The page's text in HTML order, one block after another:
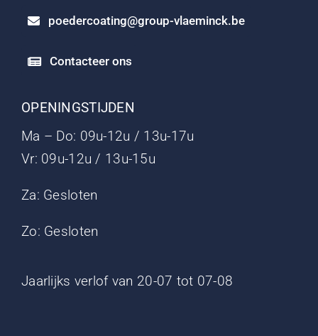
poedercoating@group-vlaeminck.be
Contacteer ons
OPENINGSTIJDEN
Ma – Do: 09u-12u / 13u-17u
Vr: 09u-12u / 13u-15u
Za: Gesloten
Zo: Gesloten
Jaarlijks verlof van 20-07 tot 07-08